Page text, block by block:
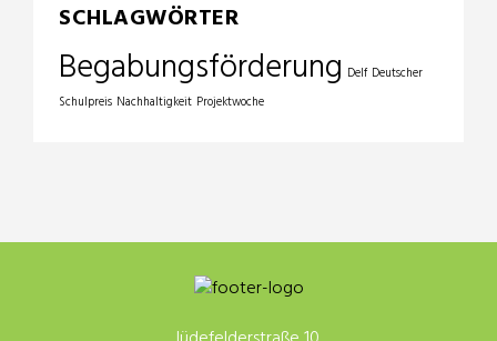
SCHLAGWÖRTER
Begabungsförderung Delf Deutscher
Schulpreis Nachhaltigkeit Projektwoche